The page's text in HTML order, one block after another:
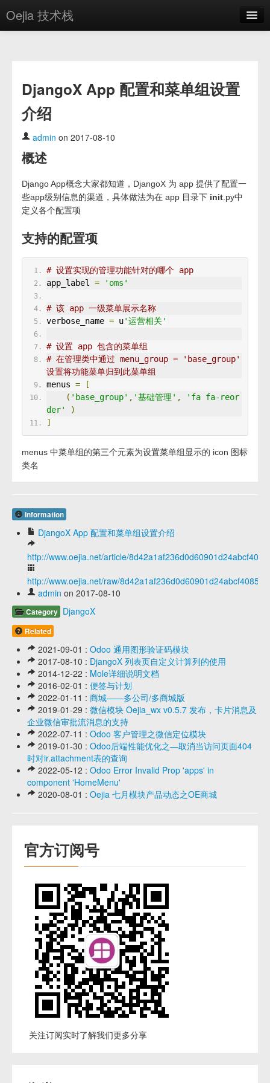
Oejia 技术栈
方案
OE学院
分享
关于
编辑器
登录
DjangoX App 配置和菜单组设置
介绍
admin on 2017-08-10
概述
Django App概念大家都知道，DjangoX 为 app 提供了配置一
些app级别信息的渠道，具体做法为在 app 目录下 init .py中
定义各个配置项
支持的配置项
# 设置实现的管理功能针对的哪个 app
app_label = 'oms'
# 该 app 一级菜单展示名称
verbose_name = u'运营相关'
# 设置 app 包含的菜单组
# 在管理类中通过 menu_group = 'base_group'
设置将功能菜单归到此菜单组
menus =
[
( 'base_group' , '基础管理' ,
'fa fa-reor
der'
)
]
menus 中菜单组的第三个元素为设置菜单组显示的 icon 图标
类名
Information
DjangoX App 配置和菜单组设置介绍
http://www.oejia.net/article/
http://www.oejia.net/raw/8d42a1af236d0d60901d24abcf408577
admin on 2017-08-10
Category DjangoX
Related
2021-09-01 : Odoo 通用图形验证码模块
2017-08-10 : DjangoX 列表页自定义计算列的使用
2014-12-22 : Mole详细说明文档
2016-02-01 : 便签与计划
2022-01-11 : 商城——多公司/多商城版
2019-01-29 : 微信模块 Oejia_wx v0.5.7 发布，卡片消息及
企业微信审批流消息的支持
2022-07-11 : Odoo 客户管理之微信定位模块
2019-01-30 : Odoo后端性能优化之—取消当访问页面404
时对ir.attachment表的查询
2022-05-12 : Odoo Error Invalid Prop 'apps' in
component 'HomeMenu'
2020-08-01 : Oejia 七月模块产品动态之OE商城
官方订阅号
关注订阅实时了解我们更多分享